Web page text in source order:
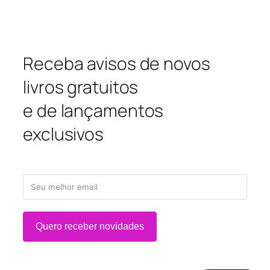
Receba avisos de novos
livros gratuitos
e de lançamentos
exclusivos
Quero receber novidades